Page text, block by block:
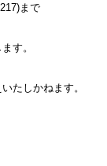
まで
す。
たしかねます。